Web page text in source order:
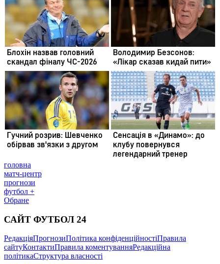
головна
матч-центр
прогнози
футбол +
Обране
САЙТ ФУТБОЛ 24
РедакціяПрогнозиПолітика конфіденційностіПравила
сайтуКонтактиПравила коментуванняРедакційна
політикаСтруктура власності